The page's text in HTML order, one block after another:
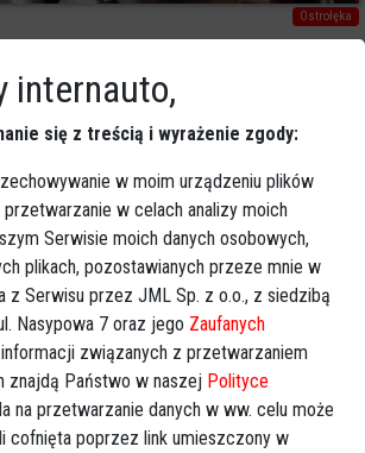
Ostrołęka
internauto,
się z treścią i wyrażenie zgody:
w moim urządzeniu plików
w celach analizy moich
Serwisie moich danych osobowych,
plikach, pozostawianych przeze mnie w
z Serwisu przez JML Sp. z o.o., z siedzibą
Nasypowa 7 oraz jego Zaufanych
związanych z przetwarzaniem
znajdą Państwo w naszej Polityce
na przetwarzanie danych w ww. celu może
cofnięta poprzez link umieszczony w